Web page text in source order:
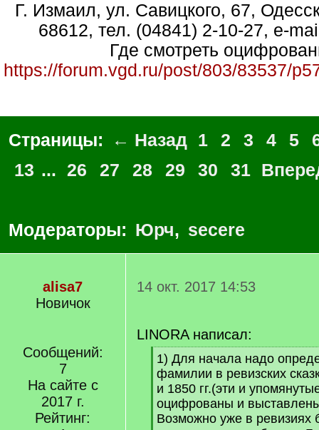
г. Измаил, ул. Савицкого, 67, Одесская область, Украина,
68612, тел. (04841) 2-10-27, e-
Где смотреть
https://forum.vgd.ru/post/803/83537/
Страницы: ← Назад 1 2 3 4 5
13 ... 26 27 28 29 30 31
Модераторы: Юрч, secere
alisa7
Новичок
Сообщений:
7
На сайте с
2017 г.
Рейтинг:
14 окт. 2017 14:53
LINORA написал:
[
q
1) Для начала надо
фамилии в ревизских
и 1850 гг.(эти и
оцифрованы и
Возможно уже в ревизиях